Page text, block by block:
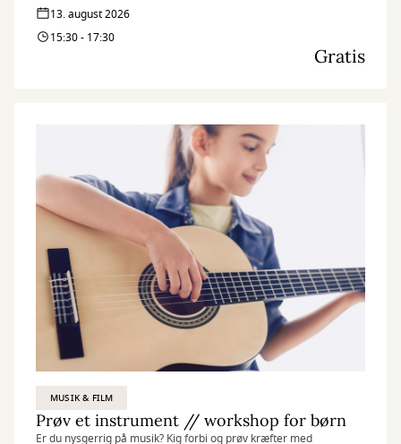
13. august 2026
15:30 - 17:30
Gratis
MUSIK & FILM
Prøv et instrument // workshop for børn
Er du nysgerrig på musik? Kig forbi og prøv kræfter med